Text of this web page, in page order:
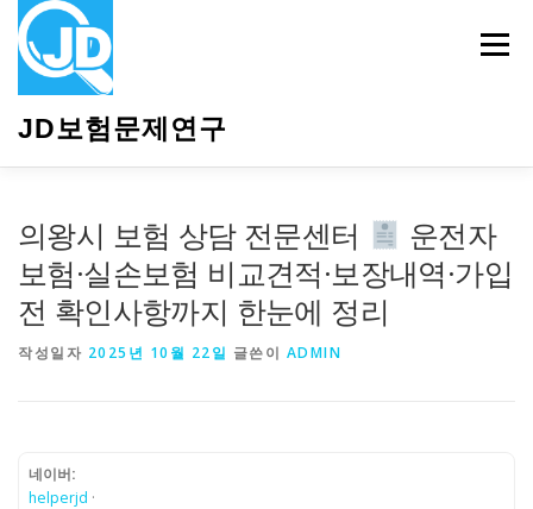
JD보험문제연구
메뉴
의왕시 보험 상담 전문센터
운전자
보험·실손보험 비교견적·보장내역·가입
전 확인사항까지 한눈에 정리
작성일자 2025년 10월 22일 글쓴이 ADMIN
네이버:
helperjd ·